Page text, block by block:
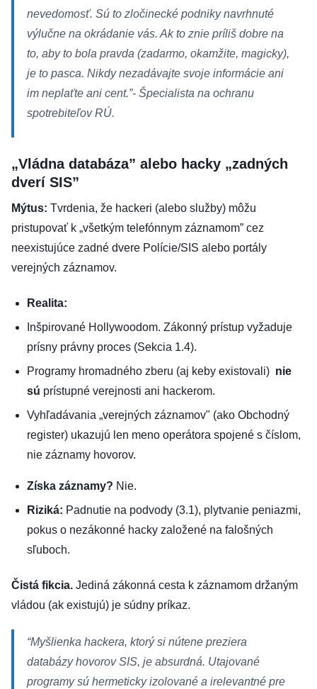
nevedomosť. Sú to zločinecké podniky navrhnuté
výlučne na okrádanie vás. Ak to znie príliš dobre na
to, aby to bola pravda (zadarmo, okamžite, magicky),
je to pasca. Nikdy nezadávajte svoje informácie ani
im neplaťte ani cent.”- Špecialista na ochranu
spotrebiteľov RÚ.
„Vládna databáza” alebo hacky „zadných
dverí SIS”
Mýtus: Tvrdenia, že hackeri (alebo služby) môžu
pristupovať k „všetkým telefónnym záznamom” cez
neexistujúce zadné dvere Polície/SIS alebo portály
verejných záznamov.
Realita:
Inšpirované Hollywoodom. Zákonný prístup vyžaduje
prísny právny proces (Sekcia 1.4).
Programy hromadného zberu (aj keby existovali) nie
sú prístupné verejnosti ani hackerom.
Vyhľadávania „verejných záznamov" (ako Obchodný
register) ukazujú len meno operátora spojené s číslom,
nie záznamy hovorov.
Získa záznamy? Nie.
Riziká: Padnutie na podvody (3.1), plytvanie peniazmi,
pokus o nezákonné hacky založené na falošných
sľuboch.
Čistá fikcia. Jediná zákonná cesta k záznamom držaným
vládou (ak existujú) je súdny príkaz.
“Myšlienka hackera, ktorý si nútene preziera
databázy hovorov SIS, je absurdná. Utajované
programy sú hermeticky izolované a irelevantné pre